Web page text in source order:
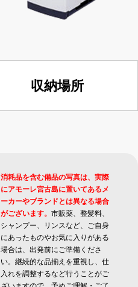
収納場所
消耗品を含む備品の写真は、実際
にアモーレ宮古島に置いてあるメ
ーカーやブランドとは異なる場合
がございます。 市販薬、整髪料、
シャンプー、リンスなど、ご自身
にあったものやお気に入りがある
場合は、出発前にご準備くださ
い。継続的な品揃えを重視し、仕
入れを調整するなど行うことがご